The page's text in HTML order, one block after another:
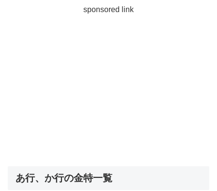
sponsored link
あ行、か行の金特一覧